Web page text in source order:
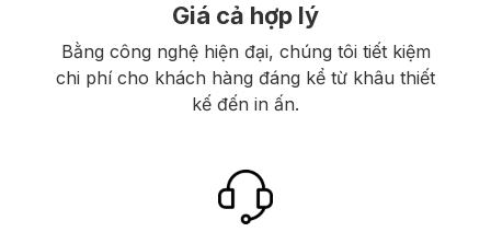
Giá cả hợp lý
Bằng công nghệ hiện đại, chúng tôi tiết kiệm
chi phí cho khách hàng đáng kể từ khâu thiết
kế đến in ấn.